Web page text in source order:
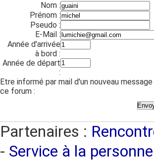
Nom :
Prénom :
Pseudo :
E-Mail :
Année d'arrivée
à bord :
Année de départ
:
Etre informé par mail d'un nouveau message
ce forum :
Partenaires :
- Service à la personne